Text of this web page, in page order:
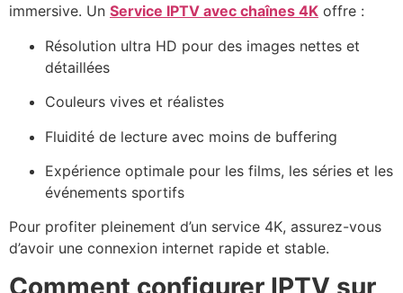
immersive. Un Service IPTV avec chaînes 4K offre :
Résolution ultra HD pour des images nettes et
détaillées
Couleurs vives et réalistes
Fluidité de lecture avec moins de buffering
Expérience optimale pour les films, les séries et les
événements sportifs
Pour profiter pleinement d’un service 4K, assurez-vous
d’avoir une connexion internet rapide et stable.
Comment configurer IPTV sur